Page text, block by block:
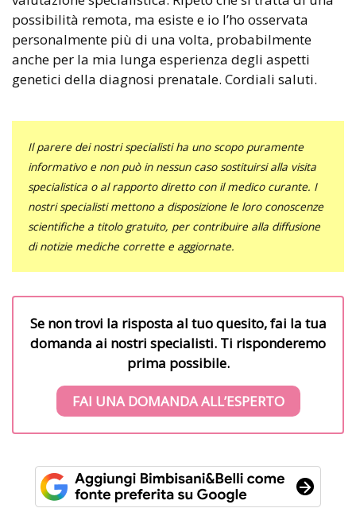
possibilità remota, ma esiste e io l’ho osservata
personalmente più di una volta, probabilmente
anche per la mia lunga esperienza degli aspetti
genetici della diagnosi prenatale. Cordiali saluti.
Il parere dei nostri specialisti ha uno scopo puramente
informativo e non può in nessun caso sostituirsi alla visita
specialistica o al rapporto diretto con il medico curante. I
nostri specialisti mettono a disposizione le loro conoscenze
scientifiche a titolo gratuito, per contribuire alla diffusione
di notizie mediche corrette e aggiornate.
Se non trovi la risposta al tuo quesito, fai la tua
domanda ai nostri specialisti. Ti risponderemo
prima possibile.
FAI UNA DOMANDA ALL’ESPERTO